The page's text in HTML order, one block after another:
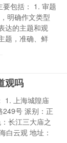
要包括： 1. 审题
明确作文类型
达的主题和观
题，准确、鲜
观吗
1. 上海城隍庙
249号 派别：正
长江三大庙之
白云观 地址：